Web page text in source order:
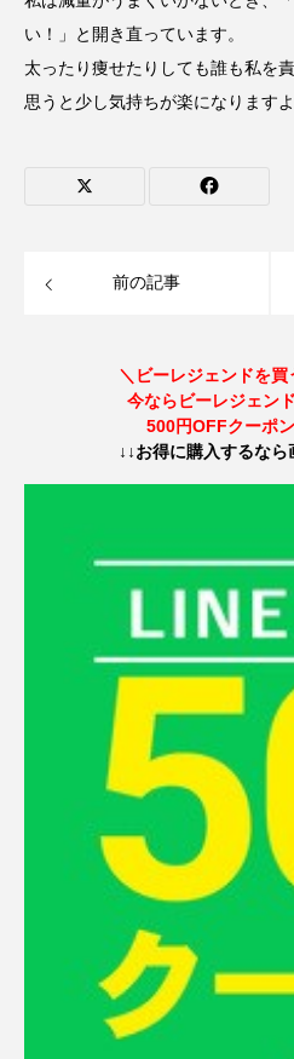
い！」と開き直っています。
太ったり痩せたりしても誰も私を
思うと少し気持ちが楽になりますよ
前の記事
＼ビーレジェンドを買
今ならビーレジェン
500円OFFクーポ
↓↓お得に購入するなら